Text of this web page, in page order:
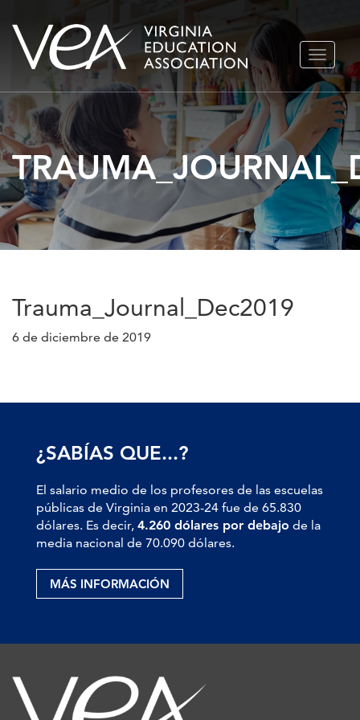
Ir
Trauma_Journal_Dec2019
6 de diciembre de 2019
¿SABÍAS QUE...?
El salario medio de los profesores de las escuelas
públicas de Virginia en 2023-24 fue de 65.830
dólares. Es decir, 4.260 dólares por debajo de la
media nacional de 70.090 dólares.
MÁS INFORMACIÓN